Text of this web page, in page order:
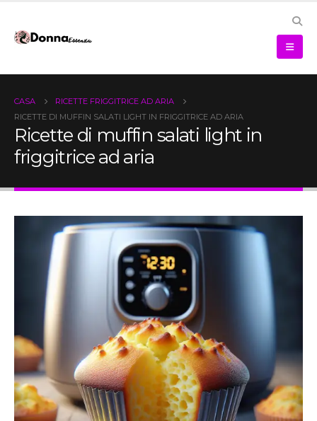
CASA
RICETTE FRIGGITRICE AD ARIA
RICETTE DI MUFFIN SALATI LIGHT IN FRIGGITRICE AD ARIA
Ricette di muffin salati light in
friggitrice ad aria